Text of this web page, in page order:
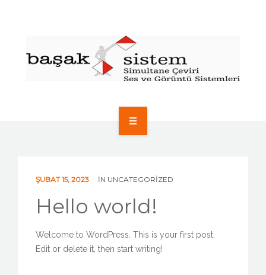
REFERANSLAR
ŞUBAT 15, 2023 IN UNCATEGORIZED
Hello world!
Welcome to WordPress. This is your first post.
Edit or delete it, then start writing!